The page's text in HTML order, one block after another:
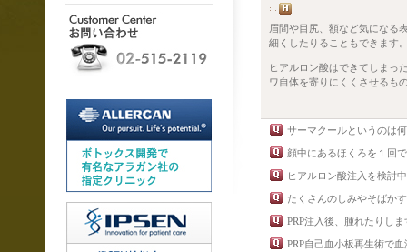
眉間や目尻、額など気になる
細くしたりることもできます
ヒアルロン酸はできてしまっ
ワ自体を寄りにくくさせるも
サーマクールというのは
顔中にあるほくろを１回
ヒアルロン酸注入を検討
たくさんのしみやそばか
PRP注入後、腫れたりし
PRP自己血小板再生術で